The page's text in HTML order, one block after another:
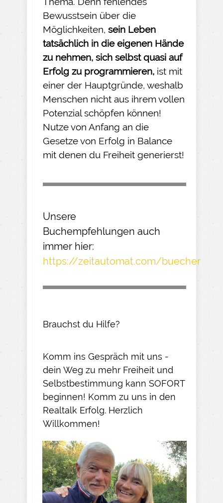
Bewusstsein über die
Möglichkeiten, sein Leben
tatsächlich in die eigenen Hände
zu nehmen, sich selbst quasi auf
Erfolg zu programmieren, ist mit
einer der Hauptgründe, weshalb
Menschen nicht aus ihrem vollen
Potenzial schöpfen können!
Nutze von Anfang an die
Gesetze von Erfolg in Balance
mit denen du Freiheit generierst!
Unsere
Buchempfehlungen auch
immer hier:
https://zeitautomat.com/buecher
Brauchst du Hilfe?
Komm ins Gespräch mit uns -
dein Weg zu mehr Freiheit und
Selbstbestimmung kann SOFORT
beginnen! Komm zu uns in den
Realtalk Erfolg. Herzlich
Willkommen!